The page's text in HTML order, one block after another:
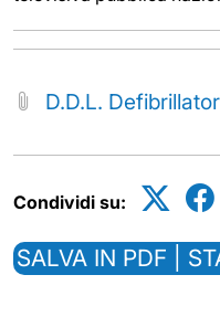
D.D.L.
Condividi su:
SALVA IN PDF |